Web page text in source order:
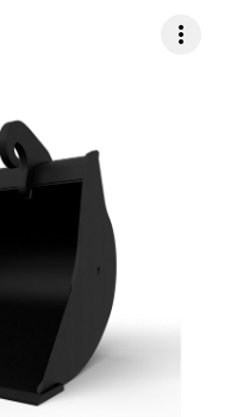
more_vert